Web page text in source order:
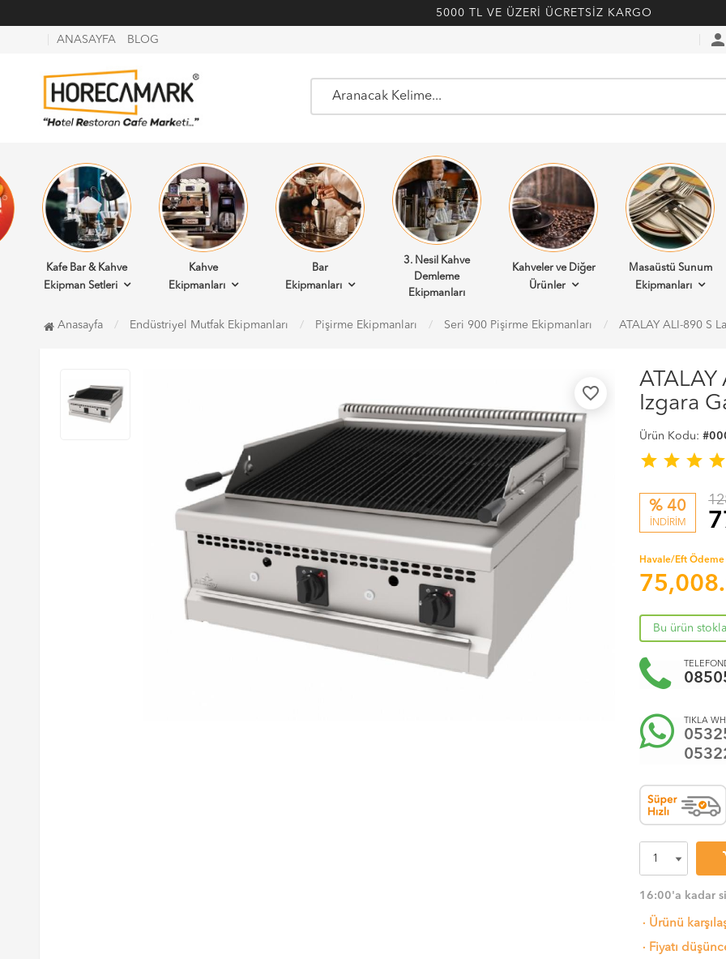
5000 TL VE ÜZERİ ÜCRETSİZ KARGO
ANASAYFA BLOG person
Kafe Bar & Kahve
Ekipman Setleri
Kahve
Ekipmanları
Bar
Ekipmanları
3. Nesil Kahve
Demleme
Ekipmanları
Kahveler ve Diğer
Ürünler
Masaüstü Sunum
Ekipmanları
Anasayfa Endüstriyel Mutfak Ekipmanları Pişirme Ekipmanları Seri 900 Pişirme Ekipmanları ATALAY ALI-890 S
favorite_border
ATALAY
Izgara
Ürün Kodu:
star star star star
% 40
İNDİRİM
Havale/Eft Ödeme
Bu ürün
TIKLA
16:00'a kadar
· Ürünü
· Fiyatı